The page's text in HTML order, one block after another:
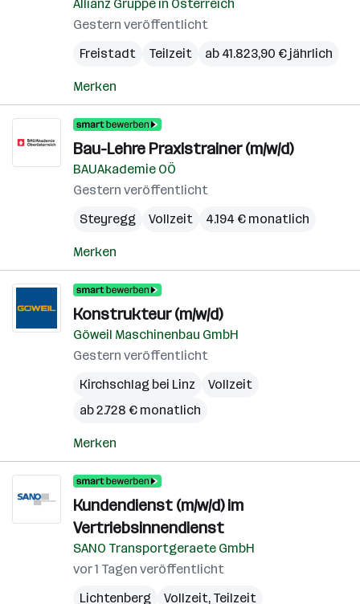
Allianz Gruppe in Österreich
Gestern veröffentlicht
Freistadt
Teilzeit ab 41.823,90 € jährlich
Merken
Bau-Lehre Praxistrainer (m/w/d)
BAUAkademie OÖ
Gestern veröffentlicht
Steyregg
Vollzeit 4.194 € monatlich
Merken
Konstrukteur (m/w/d)
Göweil Maschinenbau GmbH
Gestern veröffentlicht
Kirchschlag bei Linz
Vollzeit
ab 2.728 € monatlich
Merken
Kundendienst (m/w/d) im
Vertriebsinnendienst
SANO Transportgeraete GmbH
vor 1 Tagen veröffentlicht
Lichtenberg
Vollzeit, Teilzeit